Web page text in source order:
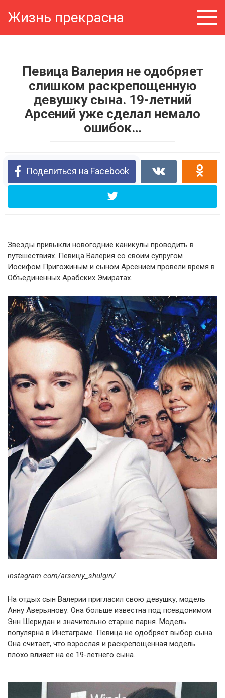
Жизнь прекрасна
Певица Валерия не одобряет
слишком раскрепощенную
девушку сына. 19-летний
Арсений уже сделал немало
ошибок…
Поделиться на Facebook
Звезды привыкли новогодние каникулы проводить в
путешествиях. Певица Валерия со своим супругом
Иосифом Пригожиным и сыном Арсением провели время в
Объединенных Арабских Эмиратах.
instagram.com/arseniy_shulgin/
На отдых сын Валерии пригласил свою девушку, модель
Анну Аверьянову. Она больше известна под псевдонимом
Энн Шеридан и значительно старше парня. Модель
популярна в Инстаграме. Певица не одобряет выбор сына.
Она считает, что взрослая и раскрепощенная модель
плохо влияет на ее 19-летнего сына.